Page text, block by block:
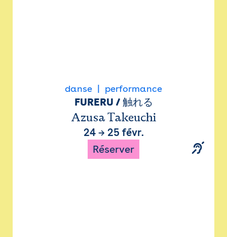
danse performance
FURERU / 触れる
Azusa Takeuchi
24→ 25 févr.
Réserver